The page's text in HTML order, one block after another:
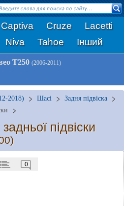
Captiva Cruze
Lacetti
Niva Tahoe Інший
Т250 (2006-2011)
2018) Шасі
Задня підвіска
підвіски
0